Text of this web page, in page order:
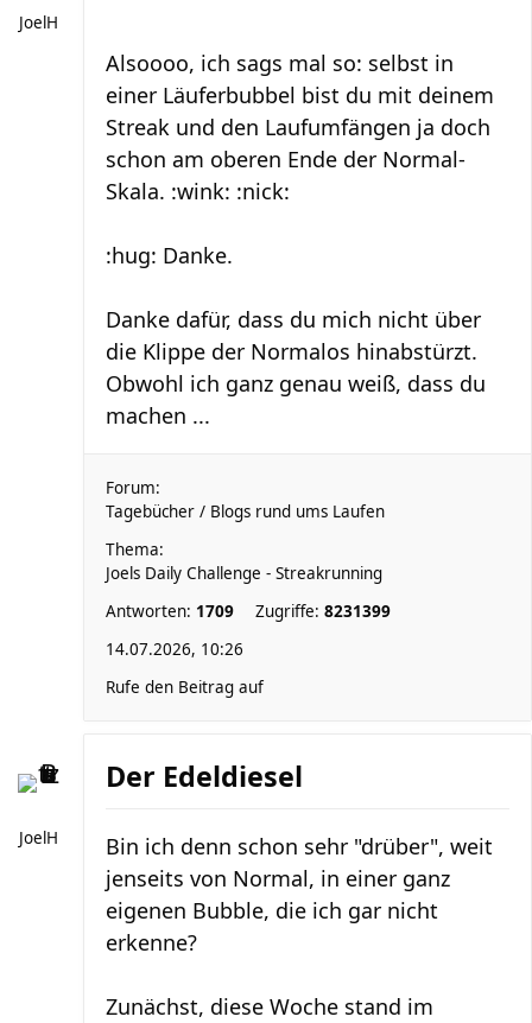
JoelH
Alsoooo, ich sags mal so: selbst in
einer Läuferbubbel bist du mit deinem
Streak und den Laufumfängen ja doch
schon am oberen Ende der Normal-
Skala. :wink: :nick:
:hug: Danke.
Danke dafür, dass du mich nicht über
die Klippe der Normalos hinabstürzt.
Obwohl ich ganz genau weiß, dass du
machen ...
Forum:
Tagebücher / Blogs rund ums Laufen
Thema:
Joels Daily Challenge - Streakrunning
Antworten: 1709 Zugriffe: 8231399
14.07.2026, 10:26
Rufe den Beitrag auf
JoelH
Der Edeldiesel
Bin ich denn schon sehr "drüber", weit
jenseits von Normal, in einer ganz
eigenen Bubble, die ich gar nicht
erkenne?
Zunächst, diese Woche stand im